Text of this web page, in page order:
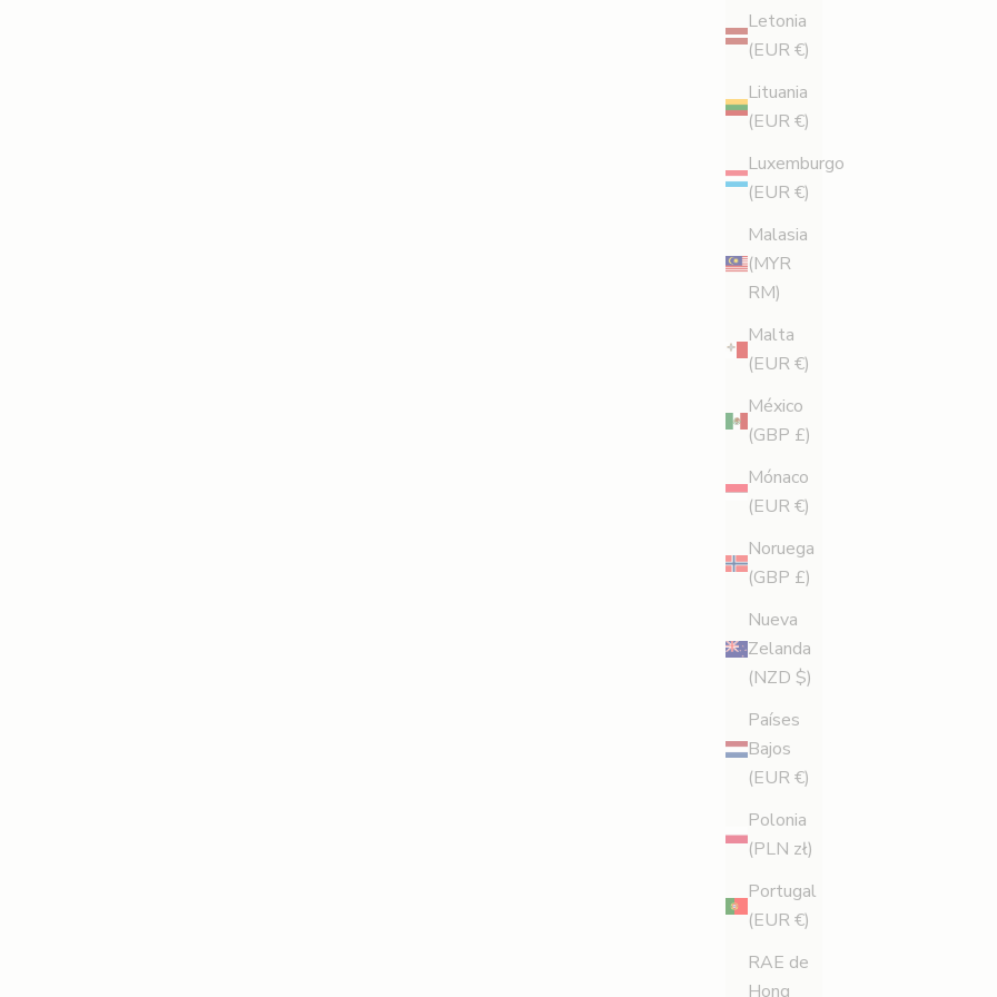
Letonia
(EUR €)
Lituania
(EUR €)
Luxemburgo
(EUR €)
Malasia
(MYR
RM)
Malta
(EUR €)
México
(GBP £)
Mónaco
(EUR €)
Noruega
(GBP £)
Nueva
Zelanda
(NZD $)
Países
Bajos
(EUR €)
Polonia
(PLN zł)
Portugal
(EUR €)
RAE de
Hong